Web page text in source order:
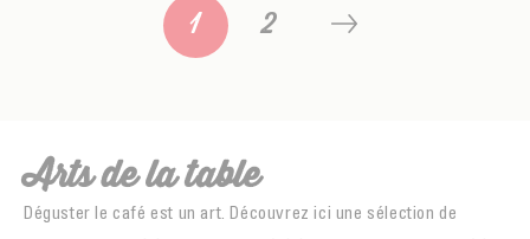
1 2
Arts de la table
Déguster le café est un art. Découvrez ici une sélection de